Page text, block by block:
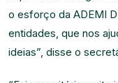
o esforço da ADEMI
entidades, que nos
ideias”, disse o